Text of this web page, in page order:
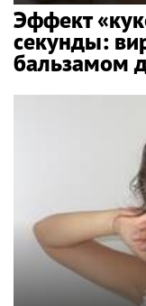
Эффект
секунды:
бальзамом